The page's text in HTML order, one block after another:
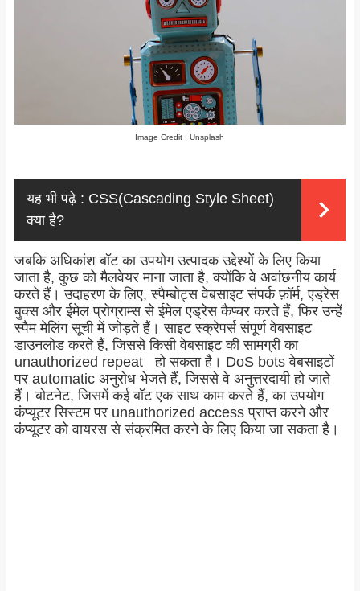
Image Credit : Unsplash
यह भी पढ़े : CSS(Cascading Style Sheet)
क्या है?
जबकि अधिकांश बॉट का उपयोग उत्पादक उद्देश्यों के लिए किया
जाता है, कुछ को मैलवेयर माना जाता है, क्योंकि वे अवांछनीय कार्य
करते हैं। उदाहरण के लिए, स्पैम्बोट्स वेबसाइट संपर्क फ़ॉर्म, एड्रेस
बुक्स और ईमेल प्रोग्राम्स से ईमेल एड्रेस कैप्चर करते हैं, फिर उन्हें
स्पैम मेलिंग सूची में जोड़ते हैं। साइट स्क्रेपर्स संपूर्ण वेबसाइट
डाउनलोड करते हैं, जिससे किसी वेबसाइट की सामग्री का
unauthorized repeat हो सकता है। DoS bots वेबसाइटों
पर automatic अनुरोध भेजते हैं, जिससे वे अनुत्तरदायी हो जाते
हैं। बोटनेट, जिसमें कई बॉट एक साथ काम करते हैं, का उपयोग
कंप्यूटर सिस्टम पर unauthorized access प्राप्त करने और
कंप्यूटर को वायरस से संक्रमित करने के लिए किया जा सकता है।